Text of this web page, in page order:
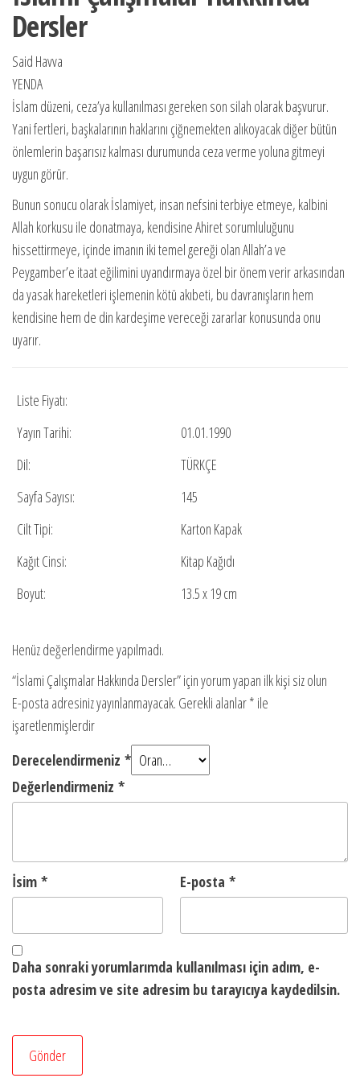
Dersler
Said Havva
YENDA
İslam düzeni, ceza’ya kullanılması gereken son silah olarak başvurur.
Yani fertleri, başkalarının haklarını çiğnemekten alıkoyacak diğer bütün
önlemlerin başarısız kalması durumunda ceza verme yoluna gitmeyi
uygun görür.
Bunun sonucu olarak İslamiyet, insan nefsini terbiye etmeye, kalbini
Allah korkusu ile donatmaya, kendisine Ahiret sorumluluğunu
hissettirmeye, içinde imanın iki temel gereği olan Allah’a ve
Peygamber’e itaat eğilimini uyandırmaya özel bir önem verir arkasından
da yasak hareketleri işlemenin kötü akıbeti, bu davranışların hem
kendisine hem de din kardeşime vereceği zararlar konusunda onu
uyarır.
Liste Fiyatı:
Yayın Tarihi:
01.01.1990
Dil:
TÜRKÇE
Sayfa Sayısı:
145
Cilt Tipi:
Karton Kapak
Kağıt Cinsi:
Kitap Kağıdı
Boyut:
13.5 x 19 cm
Henüz değerlendirme yapılmadı.
“İslami Çalışmalar Hakkında Dersler” için yorum yapan ilk kişi siz olun
E-posta adresiniz yayınlanmayacak. Gerekli alanlar* ile
işaretlenmişlerdir
Derecelendirmeniz *
Değerlendirmeniz *
İsim * E-posta *
Daha sonraki yorumlarımda kullanılması için adım, e-
posta adresim ve site adresim bu tarayıcıya kaydedilsin.